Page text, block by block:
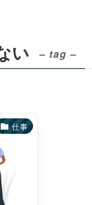
い – tag –
仕事